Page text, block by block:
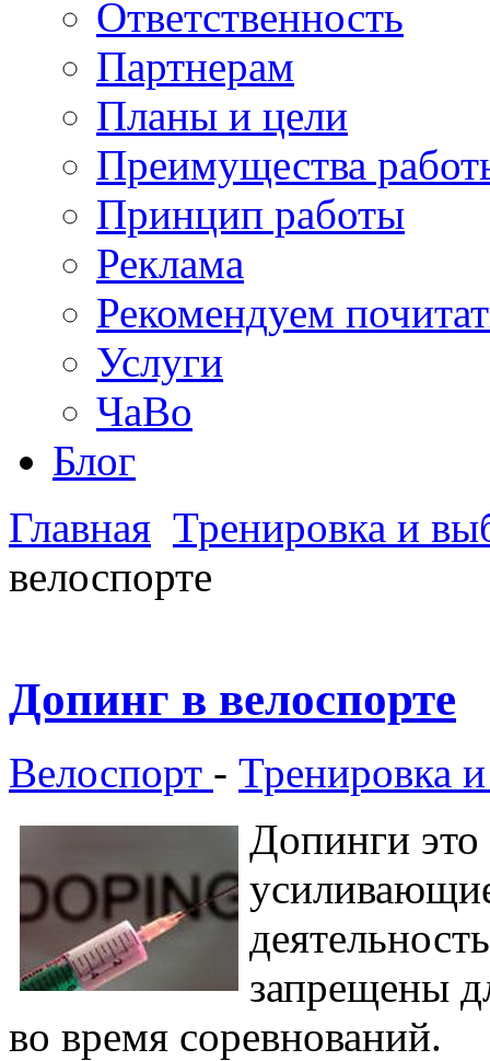
Ответственность
Партнерам
Планы и цели
Преимущества
Принцип работы
Реклама
Рекомендуем
Услуги
ЧаВо
Блог
Главная Тренировка и
велоспорте
Допинг в велоспорте
Велоспорт - Тренировка
Допинги это
запрещены
во время соревнований.